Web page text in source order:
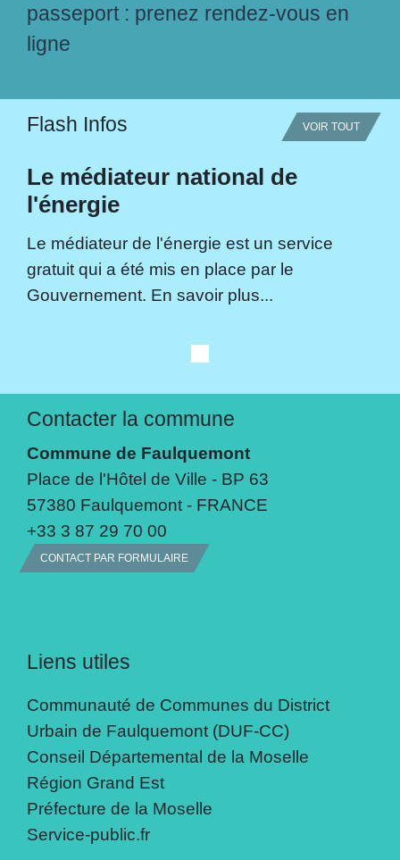
passeport : prenez rendez-vous en
ligne
Flash Infos VOIR TOUT
Le médiateur national de
l'énergie
Le médiateur de l'énergie est un service
gratuit qui a été mis en place par le
Gouvernement. En savoir plus...
Contacter la commune
Commune de Faulquemont
Place de l'Hôtel de Ville - BP 63
57380 Faulquemont - FRANCE
+33 3 87 29 70 00
CONTACT PAR FORMULAIRE
Liens utiles
Communauté de Communes du District
Urbain de Faulquemont (DUF-CC)
Conseil Départemental de la Moselle
Région Grand Est
Préfecture de la Moselle
Service-public.fr